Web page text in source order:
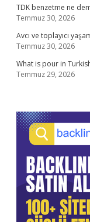
TDK benzetme ne
Temmuz 30, 2026
Avcı ve toplayıcı
Temmuz 30, 2026
What is pour in
Temmuz 29, 2026